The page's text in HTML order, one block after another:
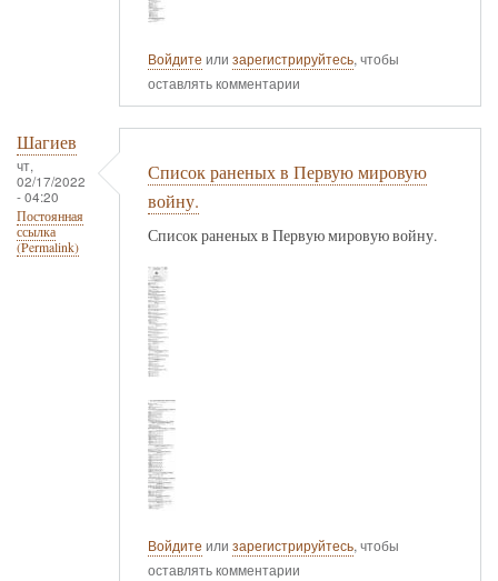
Войдите или зарегистрируйтесь, чтобы
оставлять комментарии
Шагиев
чт,
02/17/2022
- 04:20
Постоянная
ссылка
(Permalink)
Список раненых в Первую мировую
войну.
Список раненых в Первую мировую войну.
Войдите или зарегистрируйтесь, чтобы
оставлять комментарии